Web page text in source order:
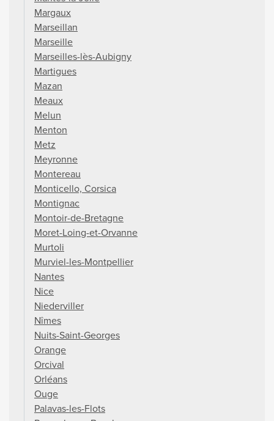
Margaux
Marseillan
Marseille
Marseilles-lès-Aubigny
Martigues
Mazan
Meaux
Melun
Menton
Metz
Meyronne
Montereau
Monticello, Corsica
Montignac
Montoir-de-Bretagne
Moret-Loing-et-Orvanne
Murtoli
Murviel-les-Montpellier
Nantes
Nice
Niederviller
Nîmes
Nuits-Saint-Georges
Orange
Orcival
Orléans
Ouge
Palavas-les-Flots